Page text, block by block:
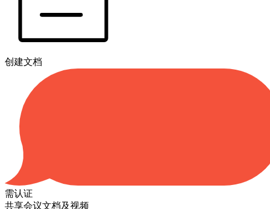
创建文档
需认证
共享会议文档及视频